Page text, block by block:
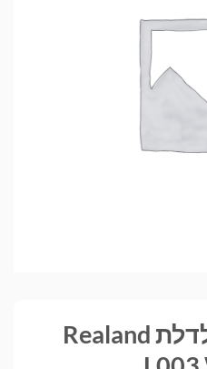
מנעול ביומטרי לדלת Realand